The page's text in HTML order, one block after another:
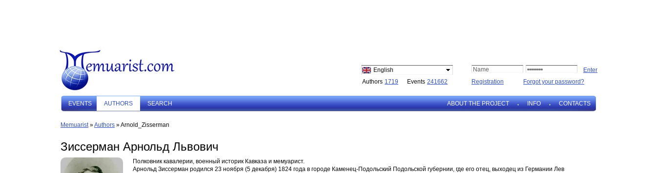
English
Authors 1719 Events 241662 Registration Forgot your password?
EVENTS AUTHORS SEARCH ABOUT THE PROJECT INFO CONTACTS
Memuarist»Authors » Arnold_Zisserman
Зиссерман Арнольд Львович
Полковник кавалерии, военный историк Кавказа и мемуарист.
Арнольд Зиссерман родился 23 ноября (5 декабря) 1824 года в городе Каменец-Подольский Подольской губернии, где его отец, выходец из Германии Лев